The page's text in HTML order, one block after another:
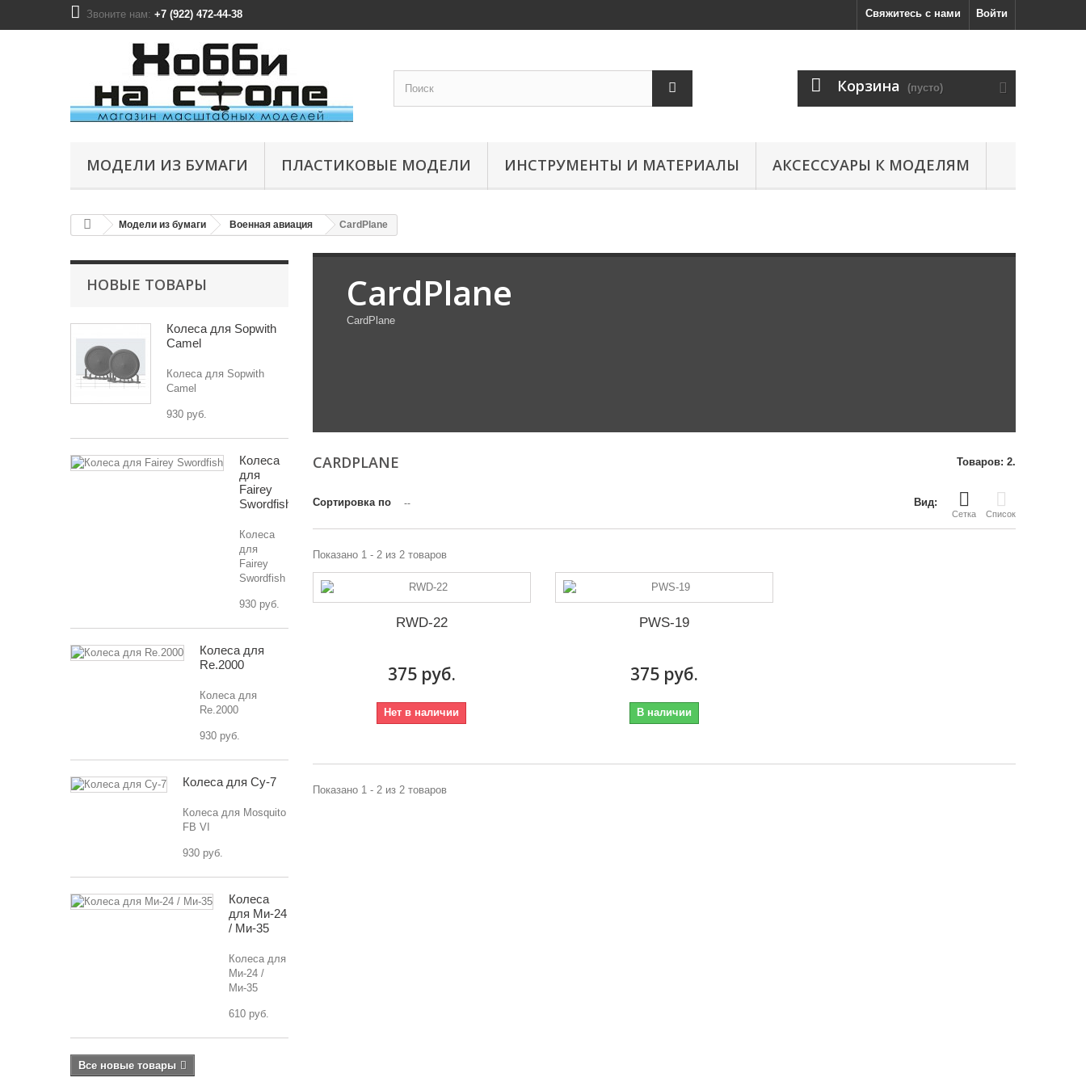
Войти
Свяжитесь с нами
Звоните нам: +7 (922) 472-44-38
Корзина (пусто)
МОДЕЛИ ИЗ БУМАГИ ПЛАСТИКОВЫЕ МОДЕЛИ ИНСТРУМЕНТЫ И МАТЕРИАЛЫ АКСЕССУАРЫ К МОДЕЛЯМ
Модели из бумаги Военная авиация CardPlane
НОВЫЕ ТОВАРЫ
Колеса для Sopwith
Camel
Колеса для Sopwith
Camel
930 руб.
Колеса
для
Fairey
Swordfish
Колеса
для
Fairey
Swordfish
930 руб.
Колеса для
Re.2000
Колеса для
Re.2000
930 руб.
Колеса для Су-7
Колеса для Mosquito
FB VI
930 руб.
Колеса
для Ми-24
/ Ми-35
Колеса для
Ми-24 /
Ми-35
610 руб.
Все новые товары
CardPlane
CardPlane
CARDPLANE Товаров: 2.
Вид:
Сетка Список
Сортировка по --
Показано 1 - 2 из 2 товаров
RWD-22
375 руб.
Нет в наличии
PWS-19
375 руб.
В наличии
Показано 1 - 2 из 2 товаров